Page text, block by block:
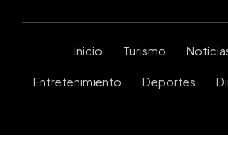
Inicio Turismo
Entretenimiento Deportes